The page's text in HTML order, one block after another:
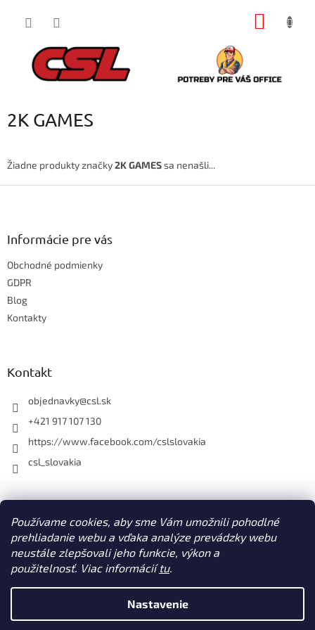
Používame cookies, aby sme Vám umožnili pohodlné
prehliadanie webu a vďaka analýze prevádzky webu
neustále zlepšovali jeho funkcie, výkon a
použitelnosť. Viac informáciítu.
Nastavenie
2K GAMES
Žiadne produkty značky2K GAMESsa nenašli...
Z
Informácie pre vás
Obchodné podmienky
GDPR
Blog
Kontakty
Kontakt
objednavky@csl.sk
+421 917 107 130
https://www.facebook.com/cslslovakia
csl_slovakia
Facebook